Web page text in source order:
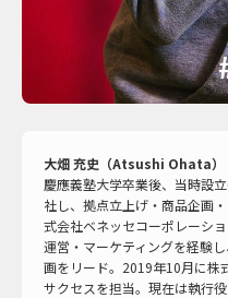
大畑 充史（Atsushi Ohata）
慶應義塾大学卒業後、当時設
社し、拠点立上げ・商品企画
式会社ベネッセコーポレーシ
運営・マーケティングを経験
画をリード。2019年10月に株
サクセスを担当。現在は執行